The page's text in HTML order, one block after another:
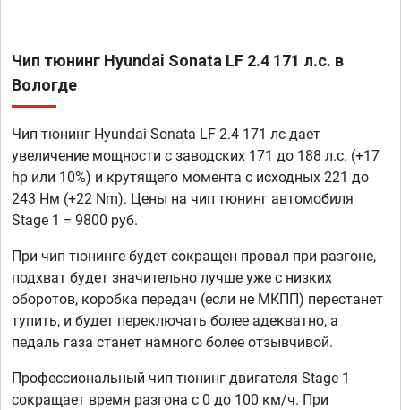
Чип тюнинг Hyundai Sonata LF 2.4 171 л.с. в
Вологде
Чип тюнинг Hyundai Sonata LF 2.4 171 лс дает
увеличение мощности с заводских 171 до 188 л.с. (+17
hp или 10%) и крутящего момента с исходных 221 до
243 Нм (+22 Nm). Цены на чип тюнинг автомобиля
Stage 1 = 9800 руб.
При чип тюнинге будет сокращен провал при разгоне,
подхват будет значительно лучше уже с низких
оборотов, коробка передач (если не МКПП) перестанет
тупить, и будет переключать более адекватно, а
педаль газа станет намного более отзывчивой.
Профессиональный чип тюнинг двигателя Stage 1
сокращает время разгона с 0 до 100 км/ч. При